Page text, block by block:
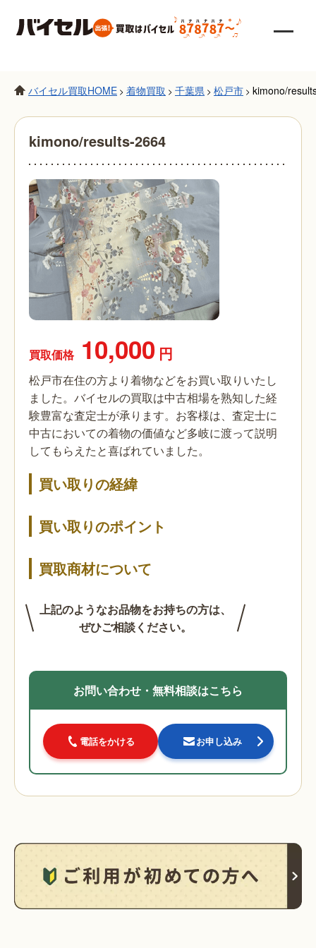
バイセル買取HOME > 着物買取 > 千葉県 > 松戸市 > kimono/
kimono/results-2664
買取価格 10,000 円
松戸市在住の方より着物などをお買い取りいたし
ました。バイセルの買取は中古相場を熟知した経
験豊富な査定士が承ります。お客様は、査定士に
中古においての着物の価値など多岐に渡って説明
してもらえたと喜ばれていました。
買い取りの経緯
買い取りのポイント
買取商材について
上記のようなお品物をお持ちの方は、
ぜひご相談ください。
お問い合わせ・無料相談はこちら
電話をかける お申し込み